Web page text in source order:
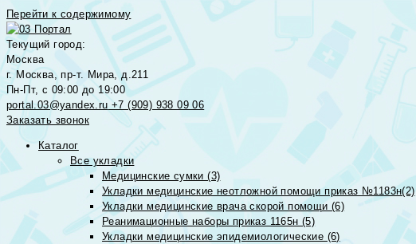
Перейти к содержимому
Текущий город:
Москва
г. Москва, пр-т. Мира, д.211
Пн-Пт, с 09:00 до 19:00
portal.03@yandex.ru +7 (909) 938 09 06
Заказать звонок
Каталог
Все укладки
Медицинские сумки (3)
Укладки медицинские неотложной помощи приказ №1183н(2)
Укладки медицинские врача скорой помощи (6)
Реанимационные наборы приказ 1165н (5)
Укладки медицинские эпидемиологические (6)